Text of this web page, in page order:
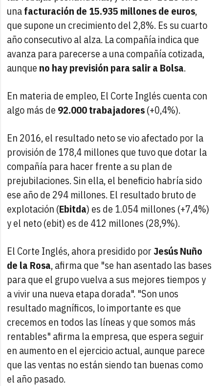
unafacturación de 15.935 millones de euros,
que supone un crecimiento del 2,8%. Es su cuarto
año consecutivo al alza. La compañía indica que
avanza para parecerse a una compañía cotizada,
aunque no hay previsión para salir a Bolsa.
En materia de empleo, El Corte Inglés cuenta con
algo más de 92.000 trabajadores(+0,4%).
En 2016, el resultado neto se vio afectado por la
provisión de 178,4 millones que tuvo que dotar la
compañía para hacer frente a su plan de
prejubilaciones. Sin ella, el beneficio habría sido
ese año de 294 millones. El resultado bruto de
explotación (Ebitda) es de 1.054 millones (+7,4%)
y el neto (ebit) es de 412 millones (28,9%).
El Corte Inglés, ahora presidido porJesús Nuño
de la Rosa, afirma que "se han asentado las bases
para que el grupo vuelva a sus mejores tiempos y
a vivir una nueva etapa dorada". "Son unos
resultado magníficos, lo importante es que
crecemos en todos las líneas y que somos más
rentables" afirma la empresa, que espera seguir
en aumento en el ejercicio actual, aunque parece
que las ventas no están siendo tan buenas como
el año pasado.